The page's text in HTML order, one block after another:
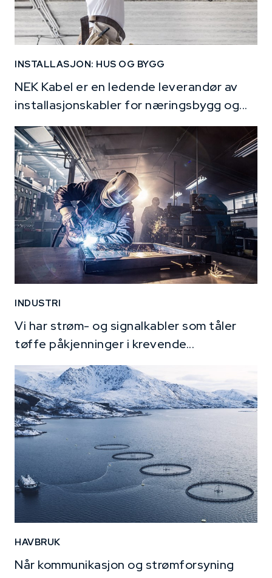
INSTALLASJON: HUS OG BYGG
NEK Kabel er en ledende leverandør av
installasjonskabler for næringsbygg og...
INDUSTRI
Vi har strøm- og signalkabler som tåler
tøffe påkjenninger i krevende...
HAVBRUK
Når kommunikasjon og strømforsyning